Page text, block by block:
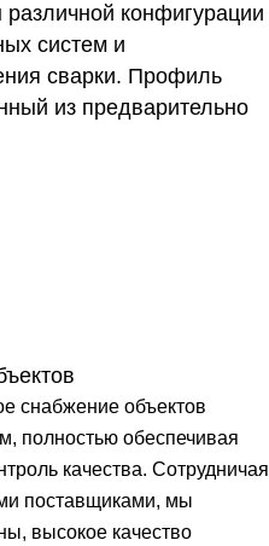
конфигурации
систем и
сварки. Профиль
из предварительно
снабжение объектов
полностью обеспечивая
качества. Сотрудничая
поставщиками, мы
высокое качество